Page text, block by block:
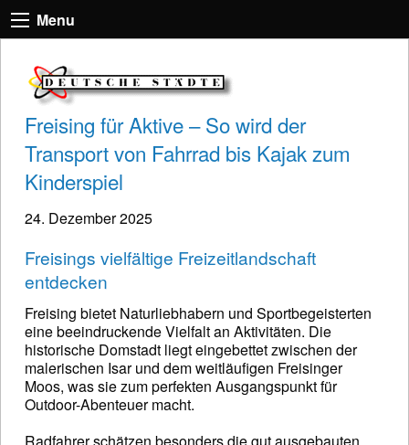
Menu
Freising für Aktive – So wird der
Transport von Fahrrad bis Kajak zum
Kinderspiel
24. Dezember 2025
Freisings vielfältige Freizeitlandschaft
entdecken
Freising bietet Naturliebhabern und Sportbegeisterten
eine beeindruckende Vielfalt an Aktivitäten. Die
historische Domstadt liegt eingebettet zwischen der
malerischen Isar und dem weitläufigen Freisinger
Moos, was sie zum perfekten Ausgangspunkt für
Outdoor-Abenteuer macht.
Radfahrer schätzen besonders die gut ausgebauten